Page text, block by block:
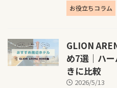
お役立ちコラム
GLION
め7選｜ハ
きに比較
2026/5/13